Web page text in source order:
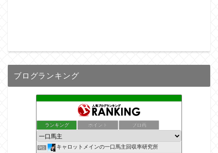
ブログランキング
ランキング ポイント ブロ画
9位 キャロットメインの一口馬主回収率研究所